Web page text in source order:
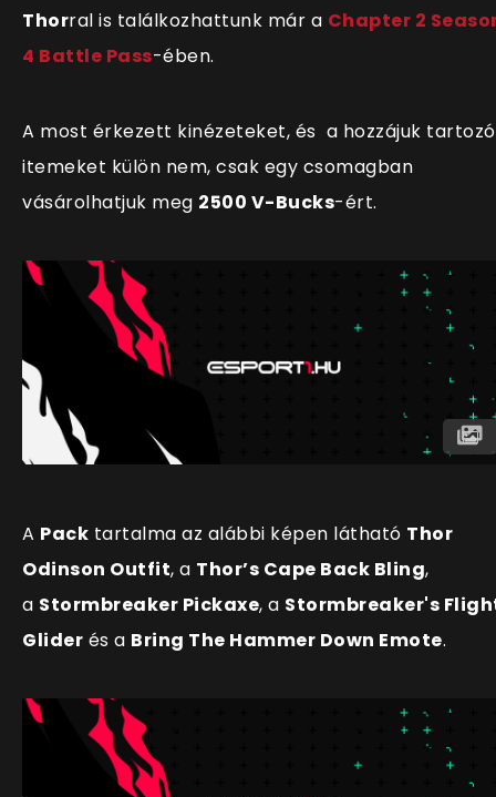
Thorral is találkozhattunk már a Chapter 2
4 Battle Pass-ében.
A most érkezett kinézeteket, és a hozzájuk tartozó
itemeket külön nem, csak egy csomagban
vásárolhatjuk meg 2500 V-Bucks-ért.
A Pack tartalma az alábbi képen látható Thor
Odinson Outfit, a Thor’s Cape Back Bling,
a Stormbreaker Pickaxe, a Stormbreaker's
Glider és a Bring The Hammer Down Emote.